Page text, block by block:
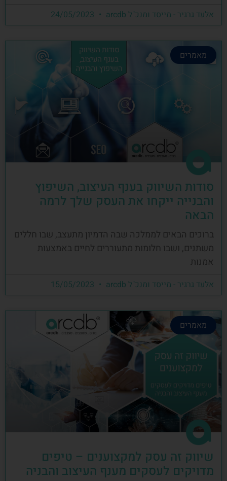
אלעד גרגיר - מייסד ומנכ"ל arcdb
מאמרים
סודות השיווק בענף העיצוב, השיפוץ
והבנייה ייקחו את העסק שלך לרמה
הבאה
ברוכים הבאים לממלכה שבה הדמיון מתעצב, שבו חללים
משתנים, ושבו חלומות מתעוררים לחיים באמצעות
אמנות
אלעד גרגיר - מייסד ומנכ"ל arcdb
מאמרים
שיווק זה עסק למקצוענים – טיפים
מדויקים לעסקים מענף העיצוב והבניה